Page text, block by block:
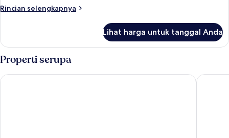
Rincian selengkapnya
Rincian
Kamar
Lihat harga untuk tanggal Anda
Properti serupa
Pariban Hotel JW